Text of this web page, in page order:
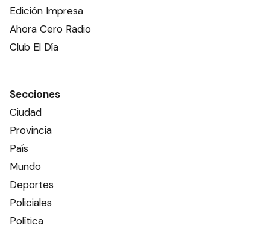
Edición Impresa
Ahora Cero Radio
Club El Día
Secciones
Ciudad
Provincia
País
Mundo
Deportes
Policiales
Política